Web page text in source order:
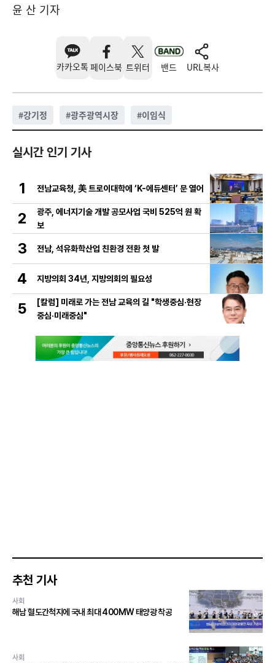
윤 산 기자
카카오톡 페이스북 트위터 밴드 URL복사
#강기정 #광주광역시장 #이임식
실시간 인기 기사
1 전남교육청, 美 트로이대학에 ‘K-에듀센터’ 문 열어
2
광주, 에너지기술 개발 공모사업 국비 525억 원 확
보
3 전남, 석유화학산업 친환경 전환 첫 발
4 지방의회 34년, 지방의회의 필요성
5
[칼럼] 미래로 가는 전남 교육의 길 "학생중심·현장
중심·미래중심"
추천 기사
사회
해남 혈도간척지에 국내 최대 400MW 태양광 착공
사회